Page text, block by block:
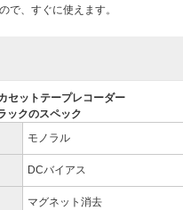
で、すぐに使えます。
セットテープレコーダー
クのスペック
モノラル
DCバイアス
マグネット消去